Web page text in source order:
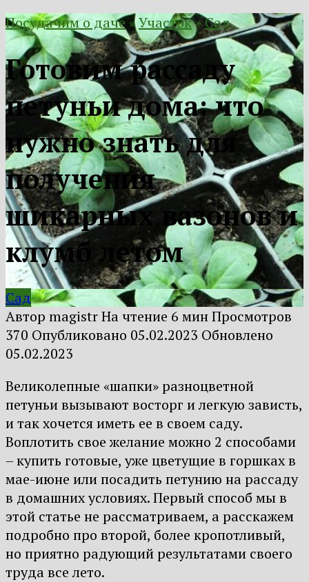
Посудачим о даче»Участок»Сад
Готовим рассаду
петуньи дома: что
нужно знать для
получения
шикарных вазонов и
клумб летом
Сад
Автор magistrНа чтение 6 минПросмотров
370 Опубликовано 05.02.2023 Обновлено
05.02.2023
Великолепные «шапки» разноцветной
петуньи вызывают восторг и легкую зависть,
и так хочется иметь ее в своем саду.
Воплотить свое желание можно 2 способами
– купить готовые, уже цветущие в горшках в
мае-июне или посадить петунию на рассаду
в домашних условиях. Первый способ мы в
этой статье не рассматриваем, а расскажем
подробно про второй, более кропотливый,
но приятно радующий результатами своего
труда все лето.